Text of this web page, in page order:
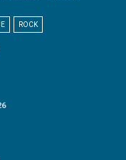
ROCK